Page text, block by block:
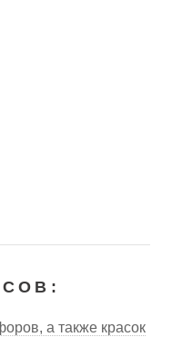
а также красок